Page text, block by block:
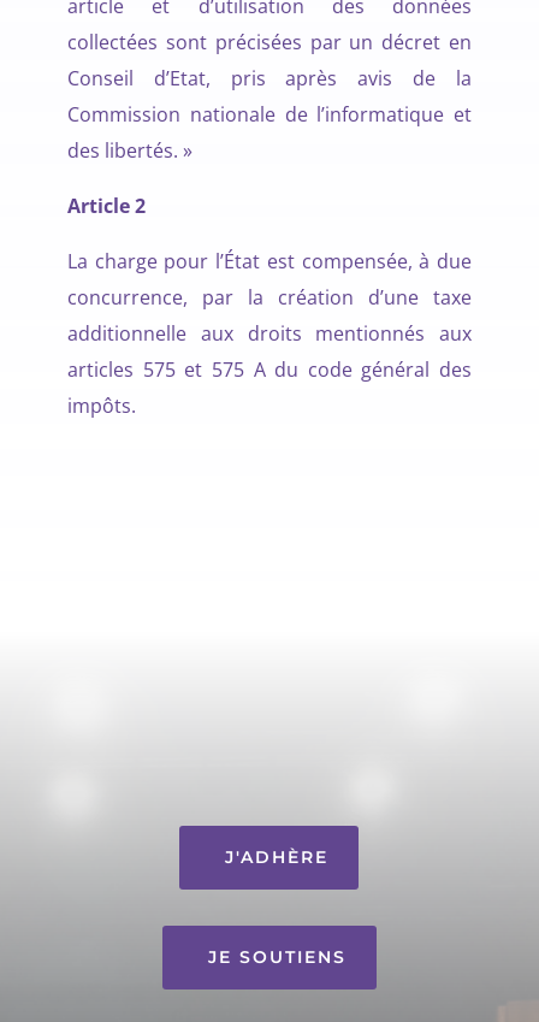
article et d’utilisation des données
collectées sont précisées par un décret en
Conseil d’Etat, pris après avis de la
Commission nationale de l’informatique et
des libertés. »
Article 2
La charge pour l’État est compensée, à due
concurrence, par la création d’une taxe
additionnelle aux droits mentionnés aux
articles 575 et 575 A du code général des
impôts.
J'ADHÈRE
JE SOUTIENS